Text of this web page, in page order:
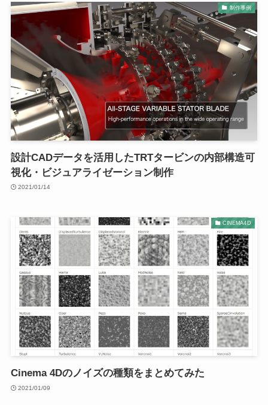
制作事例
設計CADデータを活用したTRTタービンの内部構造可
視化・ビジュアライゼーション制作
2021/01/14
CINEMA4D
Cinema 4Dのノイズの種類をまとめてみた
2021/01/09